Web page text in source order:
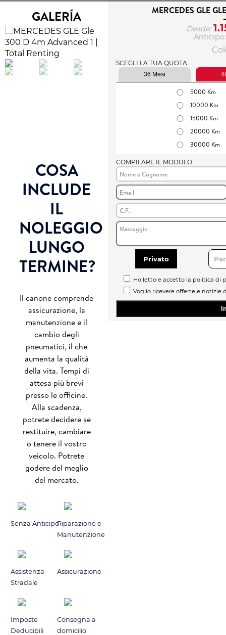
GALERÍA
COSA
INCLUDE
IL
NOLEGGIO
LUNGO
TERMINE?
Il canone comprende
assicurazione, la
manutenzione e il
cambio degli
pneumatici, il che
aumenta la qualità
della vita. Tempi di
attesa più brevi
presso le officine.
Alla scadenza,
potrete decidere se
restituire, cambiare
o tenere il vostro
veicolo. Potrete
godere del meglio
del mercato.
Senza AnticipoRiparazione e
Manutenzione
Assistenza
Stradale
Assicurazione
Imposte
Deducibili
Consegna a
domicilio
MERCEDES GLE
Desde:
SCEGLI LA TUA QUOTA
36 Mesi
5000 Km
10000 Km
15000 Km
20000 Km
30000 Km
COMPILARE IL MODULO
Privato
Ho letto e accetto la politica di
Voglio ricevere offerte e notizie